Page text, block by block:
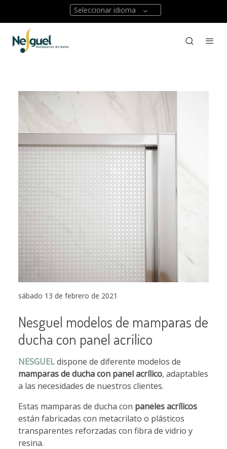
Seleccionar idioma
sábado 13 de febrero de 2021
Nesguel modelos de mamparas de
ducha con panel acrílico
NESGUELdispone de diferente modelos de
mamparas de ducha con panel acrílico, adaptables
a las necesidades de nuestros clientes.
Estas mamparas de ducha con paneles acrílicos
están fabricadas con metacrilato o plásticos
transparentes reforzadas con fibra de vidrio y
resina.